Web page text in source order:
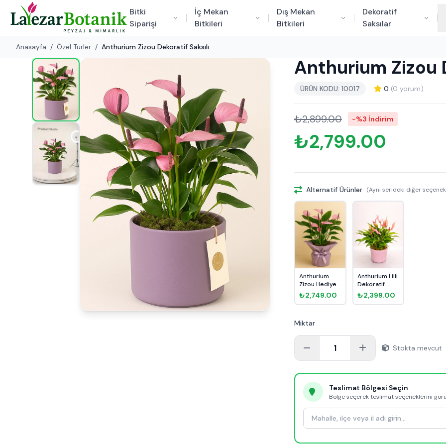
Bitki
Siparişi
İç Mekan
Bitkileri
Dış Mekan
Bitkileri
Dekoratif
Saksılar
Anasayfa / Özel Türler / Anthurium Zizou Dekoratif Saksılı
Anthurium Zizou
ÜRÜN KODU: 10017 0 (0 yorum)
₺2,899.00 -%3 İndirim
₺2,799.00
Alternatif Ürünler (Aynı serideki diğer
Anthurium
Zizou Hediye
Paketli
₺2,749.00
Anthurium Lilli
Dekoratif
Saksılı
₺2,399.00
Miktar
1 Stokta mevcut
Teslimat Bölgesi Seçin
Bölge seçerek teslimat seçeneklerini